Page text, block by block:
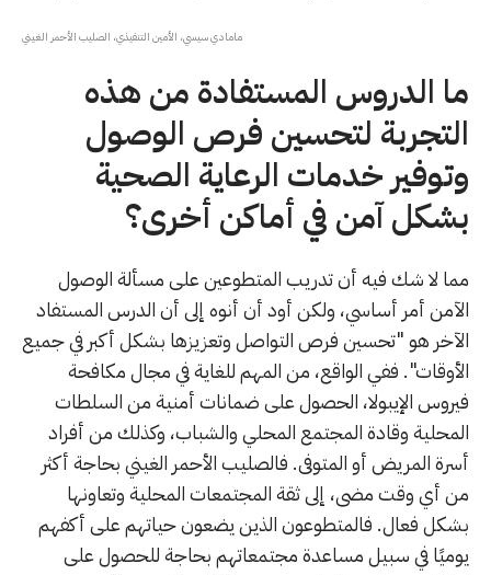
مامادي سيسي، الأمين التنفيذي، الصليب الأحمر الغيني
ما الدروس المستفادة من هذه
التجربة لتحسين فرص الوصول
وتوفير خدمات الرعاية الصحية
بشكل آمن في أماكن أخرى؟
مما لا شك فيه أن تدريب المتطوعين على مسألة الوصول
الآمن أمر أساسي، ولكن أود أن أنوه إلى أن الدرس المستفاد
الآخر هو "تحسين فرص التواصل وتعزيزها بشكل أكبر في جميع
الأوقات". ففي الواقع، من المهم للغاية في مجال مكافحة
فيروس الإيبولا، الحصول على ضمانات أمنية من السلطات
المحلية وقادة المجتمع المحلي والشباب، وكذلك من أفراد
أسرة المريض أو المتوفى. فالصليب الأحمر الغيني بحاجة أكثر
من أي وقت مضى، إلى ثقة المجتمعات المحلية وتعاونها
بشكل فعال. فالمتطوعون الذين يضعون حياتهم على أكفهم
يوميًا في سبيل مساعدة مجتمعاتهم بحاجة للحصول على